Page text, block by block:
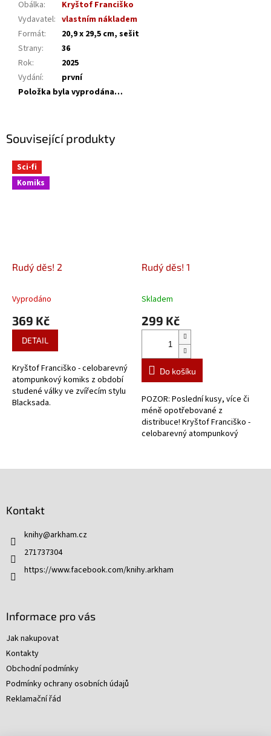
Související produkty
Sci-fi
Komiks
Rudý děs! 2
Průměrné
produktu
5
hvězdiček.
Vyprodáno
369 Kč
DETAIL
Kryštof Franciško - celobarevný
atompunkový komiks z období
studené války ve zvířecím stylu
Blacksada.
Rudý děs! 1
Průměrné
produktu
z
hvězdiček.
Skladem
299 Kč
Do košíku
POZOR: Poslední kusy, více či
méně opotřebované z
distribuce! Kryštof Franciško -
celobarevný atompunkový
Obálka:
Kryštof Franciško
Vydavatel: vlastním nákladem
Formát:
20,9 x 29,5 cm, sešit
Strany:
36
Rok:
2025
Vydání:
první
Položka byla vyprodána…
Kontakt
knihy@arkham.cz
271737304
https://www.facebook.com/knihy.arkham
Informace pro vás
Jak nakupovat
Kontakty
Obchodní podmínky
Podmínky ochrany osobních údajů
Reklamační řád